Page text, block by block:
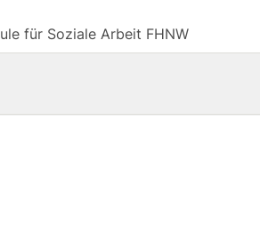
für Soziale Arbeit FHNW